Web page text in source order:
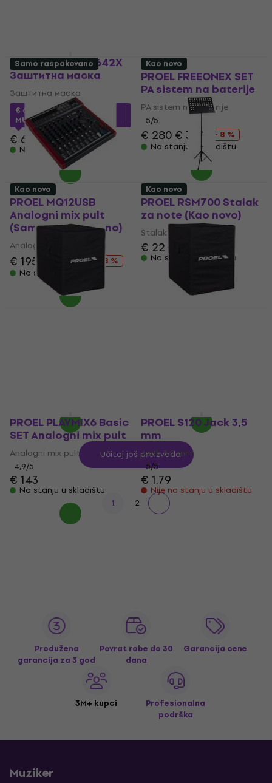
PROEL BAG MQ 1642X
Заштитна маска
Заштитна маска
€ 61.27sa kodom
MUZMUZ-5
€ 64.90
Na stanju u skladištu
PROEL FREEONEX SET
PA sistem na baterije
PA sistem na baterije
5/5
€ 280€ 304
- 8 %
Na stanju u skladištu
Samo raspakovano
PROEL MQ12USB
Analogni mix pult
(Samo raspakovano)
Analogni mix pult
€ 195 € 375.21
- 48 %
Na stanju u skladištu
Kao novo
PROEL RSM700 Stalak
za note (Kao novo)
Stalak za note
€ 22€ 23.36
Na stanju u skladištu
Kao novo Kao novo
PROEL PLAYMIX6 Basic
SET Analogni mix pult
Analogni mix pult
4,9/5
€ 143
Na stanju u skladištu
PROEL S120 Jack 3,5
mm
Jack 3,5 mm
5/5
€ 1.79
Nije na stanju u skladištu
Učitaj još proizvoda
1 2
Produžena
garancija za 3 god
Povrat robe do 30
dana
Garancija cene
3M+ kupci
Profesionalna
podrška
Muziker